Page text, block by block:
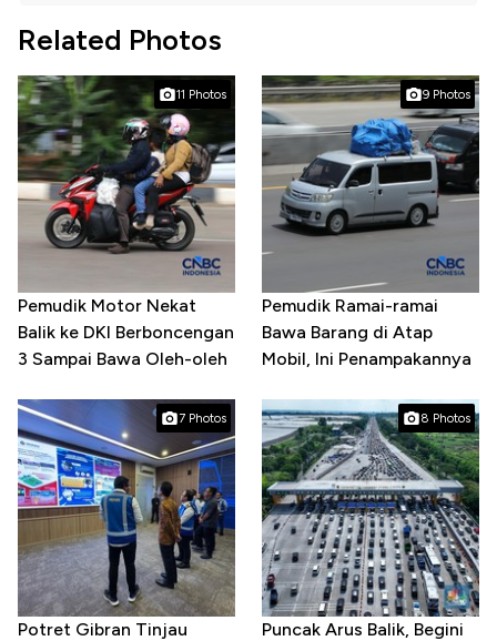
Related Photos
11 Photos
Pemudik Motor Nekat
Balik ke DKI Berboncengan
3 Sampai Bawa Oleh-oleh
9 Photos
Pemudik Ramai-ramai
Bawa Barang di Atap
Mobil, Ini Penampakannya
7 Photos
Potret Gibran Tinjau
8 Photos
Puncak Arus Balik, Begini